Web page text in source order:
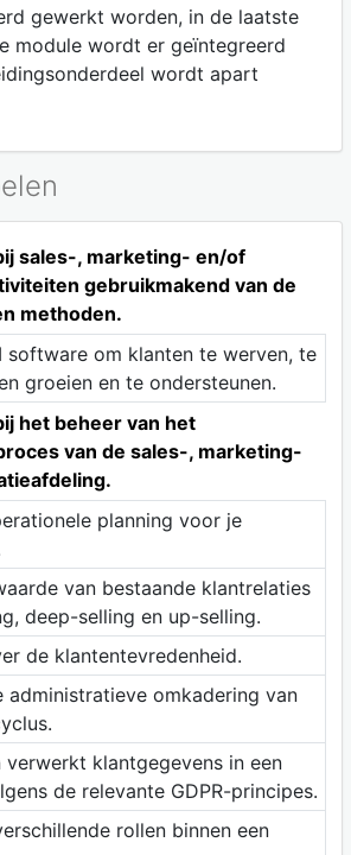
gewerkt worden, in de laatste
module wordt er geïntegreerd
wordt apart
sales-, marketing- en/of
gebruikmakend van de
methoden.
software om klanten te werven, te
groeien en te ondersteunen.
het beheer van het
van de sales-, marketing-
planning voor je
van bestaande klantrelaties
deep-selling en up-selling.
de klantentevredenheid.
omkadering van
klantgegevens in een
de relevante GDPR-principes.
rollen binnen een